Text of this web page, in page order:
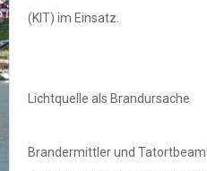
(KIT) im Einsatz.
Lichtquelle als Brandursache
Brandermittler und